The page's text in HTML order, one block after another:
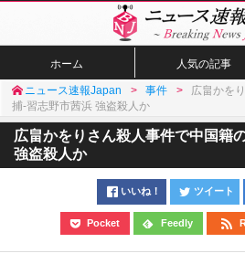
ホーム 人気の記事
ニュース速報Japan 事件
広畠かを
捕-習志野市茜浜 強盗殺人か
広畠かをりさん殺人事件で中国籍
強盗殺人か
いいね！ ツイート
Pocket Feedly